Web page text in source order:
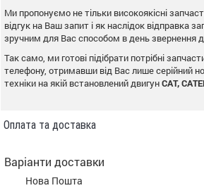
Ми пропонуємо не тільки високоякісні
відгук на Ваш запит і як наслідок відправка
зручним для Вас способом в день звернення
Так само, ми готові підібрати потрібні
телефону, отримавши від Вас лише серійний
техніки на якій встановлений двигунCAT,
Оплата та доставка
Варіанти доставки
Нова Пошта